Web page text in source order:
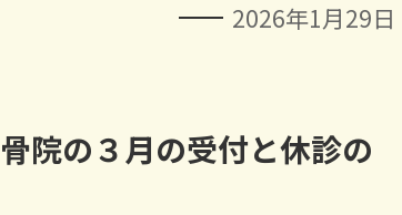
2026年1月29日
院の３月の受付と休診の